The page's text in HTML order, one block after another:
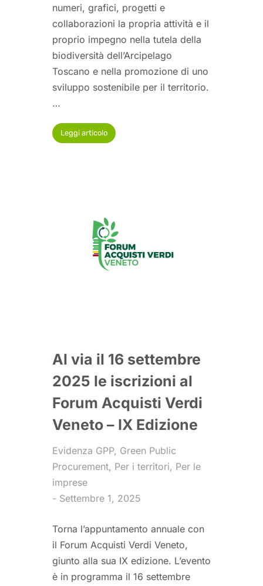
numeri, grafici, progetti e
collaborazioni la propria attività e il
proprio impegno nella tutela della
biodiversità dell’Arcipelago
Toscano e nella promozione di uno
sviluppo sostenibile per il territorio.
…
Leggi articolo
Al via il 16 settembre
2025 le iscrizioni al
Forum Acquisti Verdi
Veneto – IX Edizione
Evidenza GPP, Green Public
Procurement, Per i territori, Per le
imprese
Settembre 1, 2025
Torna l’appuntamento annuale con
il Forum Acquisti Verdi Veneto,
giunto alla sua IX edizione. L’evento
è in programma il 16 settembre